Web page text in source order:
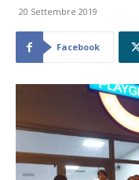
20 Settembre 2019
Facebook